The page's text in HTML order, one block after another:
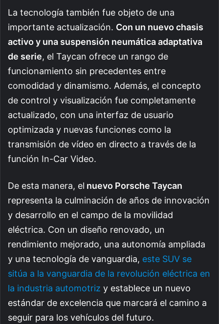
La tecnología también fue objeto de una
importante actualización. Con un nuevo chasis
activo y una suspensión neumática adaptativa
de serie, el Taycan ofrece un rango de
funcionamiento sin precedentes entre
comodidad y dinamismo. Además, el concepto
de control y visualización fue completamente
actualizado, con una interfaz de usuario
optimizada y nuevas funciones como la
transmisión de vídeo en directo a través de la
función In-Car Video.
De esta manera, el nuevo Porsche Taycan
representa la culminación de años de innovación
y desarrollo en el campo de la movilidad
eléctrica. Con un diseño renovado, un
rendimiento mejorado, una autonomía ampliada
y una tecnología de vanguardia, este SUV se
sitúa a la vanguardia de la revolución eléctrica en
la industria automotriz y establece un nuevo
estándar de excelencia que marcará el camino a
seguir para los vehículos del futuro.